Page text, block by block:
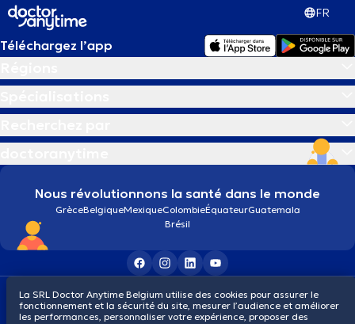
FR
Téléchargez l’app
Nous révolutionnons la santé dans le monde
GrèceBelgiqueMexiqueColombieÉquateurGuatemala
Brésil
Conditions généralesCookiesPolitique de confidentialité
© 2026 doctoranytime
La SRL Doctor Anytime Belgium utilise des cookies pour assurer le
fonctionnement et la sécurité du site, mesurer l’audience et améliorer
les performances, personnaliser votre expérience, proposer des